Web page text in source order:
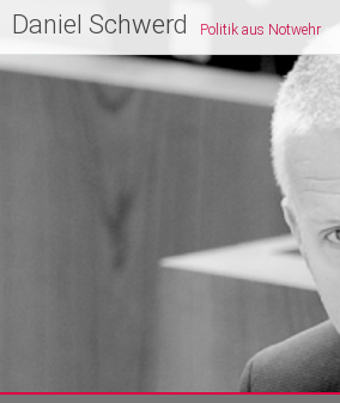
Zum
Inhalt
springen
Daniel Schwerd Politik aus Notwehr